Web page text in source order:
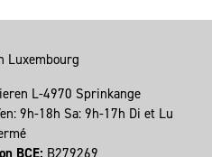
L-4970 Sprinkange
9h-18h Sa: 9h-17h Di et Lu